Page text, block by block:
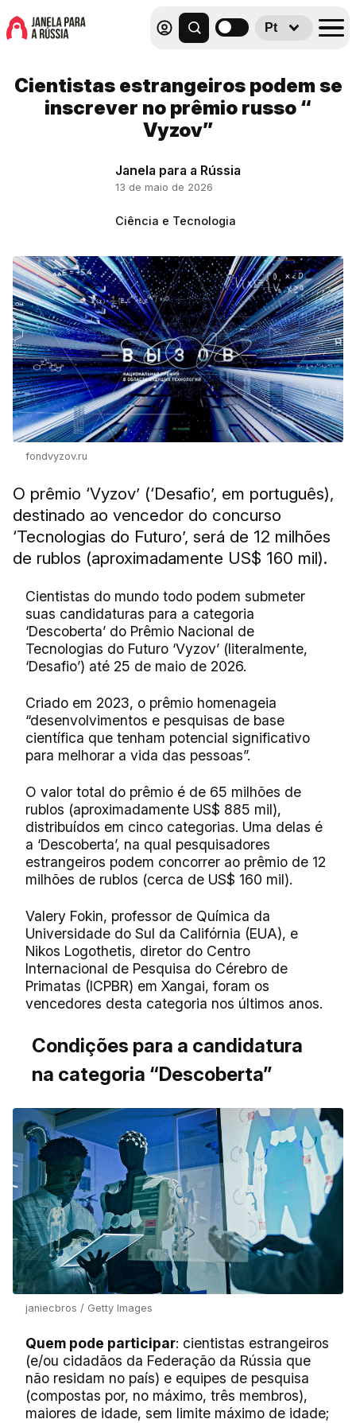
Pt
Cientistas estrangeiros podem se
inscrever no prêmio russo “
Vyzov”
Janela para a Rússia
13 de maio de 2026
Ciência e Tecnologia
fondvyzov.ru
O prêmio ‘Vyzov’ (‘Desafio’, em português),
destinado ao vencedor do concurso
‘Tecnologias do Futuro’, será de 12 milhões
de rublos (aproximadamente US$ 160 mil).
Cientistas do mundo todo podem submeter
suas candidaturas para a categoria
‘Descoberta’ do Prêmio Nacional de
Tecnologias do Futuro ‘Vyzov’ (literalmente,
‘Desafio’) até 25 de maio de 2026.
Criado em 2023, o prêmio homenageia
“desenvolvimentos e pesquisas de base
científica que tenham potencial significativo
para melhorar a vida das pessoas”.
O valor total do prêmio é de 65 milhões de
rublos (aproximadamente US$ 885 mil),
distribuídos em cinco categorias. Uma delas é
a ‘Descoberta’, na qual pesquisadores
estrangeiros podem concorrer ao prêmio de 12
milhões de rublos (cerca de US$ 160 mil).
Valery Fokin, professor de Química da
Universidade do Sul da Califórnia (EUA), e
Nikos Logothetis, diretor do Centro
Internacional de Pesquisa do Cérebro de
Primatas (ICPBR) em Xangai, foram os
vencedores desta categoria nos últimos anos.
Condições para a candidatura
na categoria “Descoberta”
janiecbros / Getty Images
Quem pode participar: cientistas estrangeiros
(e/ou cidadãos da Federação da Rússia que
não residam no país) e equipes de pesquisa
(compostas por, no máximo, três membros),
maiores de idade, sem limite máximo de idade;